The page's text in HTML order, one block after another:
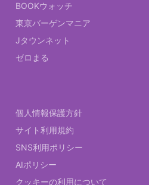
BOOKウォッチ
東京バーゲンマニア
Jタウンネット
ゼロまる
個人情報保護方針
サイト利用規約
SNS利用ポリシー
AIポリシー
クッキーの利用について